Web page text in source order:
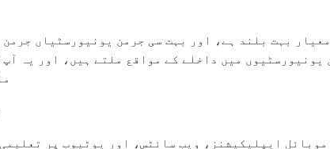
بہت بلند ہے، اور بہت سی جرمن یونیورسٹیاں
میں داخلے کے مواقع ملتے ہیں، اور یہ
ایپلیکیشنز، ویب سائٹس، اور یوٹیوب پر